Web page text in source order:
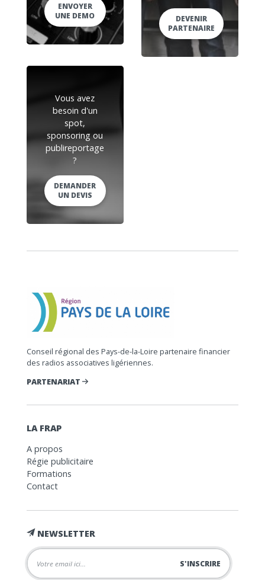
ENVOYER
UNE DEMO
DEVENIR
PARTENAIRE
Vous avez
besoin d'un
spot,
sponsoring ou
publireportage
?
DEMANDER
UN DEVIS
Conseil régional des Pays-de-la-Loire partenaire financier
des radios associatives ligériennes.
PARTENARIAT
LA FRAP
A propos
Régie publicitaire
Formations
Contact
NEWSLETTER